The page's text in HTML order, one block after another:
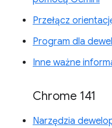
Przełącz
Program dla
Inne ważne
Chrome 141
Narzędzia